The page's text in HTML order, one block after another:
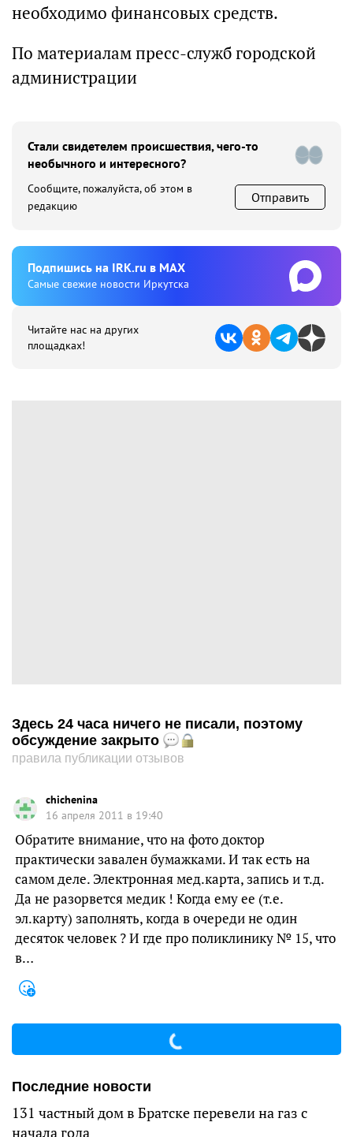
необходимо финансовых средств.
По материалам пресс-служб городской
администрации
Стали свидетелем происшествия, чего-то
необычного и интересного?
Сообщите, пожалуйста, об этом в
редакцию
Отправить
Подпишиcь на IRK.ru в MAX
Cамые свежие новости Иркутска
Читайте нас на других
площадках!
Здесь 24 часа ничего не писали, поэтому
обсуждение закрыто
правила публикации отзывов
chichenina
16 апреля 2011 в 19:40
Обратите внимание, что на фото доктор
практически завален бумажками. И так есть на
самом деле. Электронная мед.карта, запись и т.д.
Да не разорвется медик ! Когда ему ее (т.е.
эл.карту) заполнять, когда в очереди не один
десяток человек ? И где про поликлинику № 15, что
в…
Последние новости
131 частный дом в Братске перевели на газ с
начала года